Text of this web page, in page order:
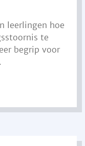
leerlingen hoe
te
begrip voor